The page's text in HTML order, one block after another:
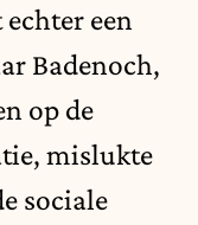
een
Badenoch,
op de
mislukte
sociale